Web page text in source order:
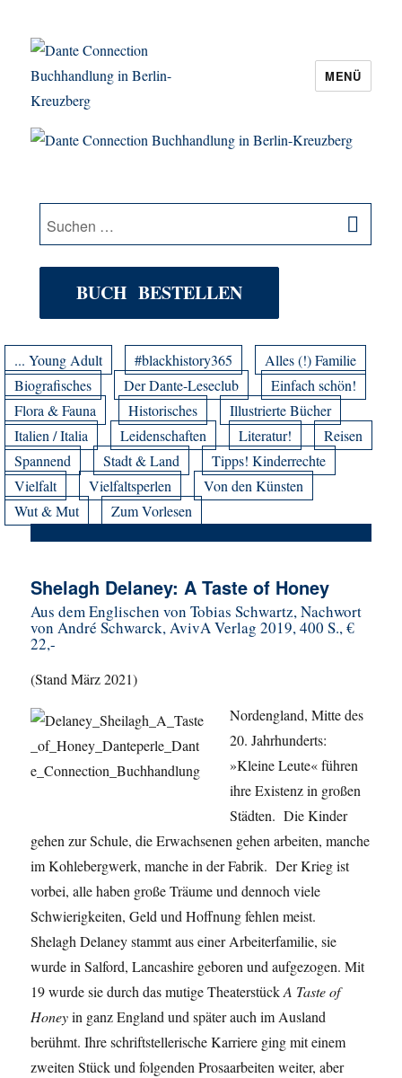
Dante Connection Buchhandlung in
MENÜ
Suche
nach:
BUCH BESTELLEN
... Young Adult #blackhistory365
Alles (!) Familie
Biografisches
Der Dante-Leseclub
Einfach schön!
Flora & Fauna
Historisches
Illustrierte Bücher
Italien / Italia
Leidenschaften Literatur!
Reisen
Spannend
Stadt & Land
Tipps! Kinderrechte
Vielfalt
Vielfaltsperlen
Von den Künsten
Wut & Mut
Zum Vorlesen
Shelagh Delaney: A Taste of Honey
Aus dem Englischen von Tobias Schwartz, Nachwort
von André Schwarck, AvivA Verlag 2019, 400 S., €
22,-
(Stand März 2021)
Nordengland, Mitte des
20. Jahrhunderts:
»Kleine Leute« führen
ihre Existenz in großen
Städten. Die Kinder
gehen zur Schule, die Erwachsenen gehen arbeiten, manche
im Kohlebergwerk, manche in der Fabrik. Der Krieg ist
vorbei, alle haben große Träume und dennoch viele
Schwierigkeiten, Geld und Hoffnung fehlen meist.
Shelagh Delaney stammt aus einer Arbeiterfamilie, sie
wurde in Salford, Lancashire geboren und aufgezogen. Mit
19 wurde sie durch das mutige TheaterstückA Taste of
Honeyin ganz England und später auch im Ausland
berühmt. Ihre schriftstellerische Karriere ging mit einem
zweiten Stück und folgenden Prosaarbeiten weiter, aber